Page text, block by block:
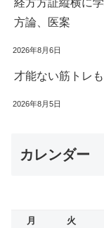
経方方証縦横に
方論、医案
2026年8月6日
才能ない筋トレ
2026年8月5日
カレンダー
月 火